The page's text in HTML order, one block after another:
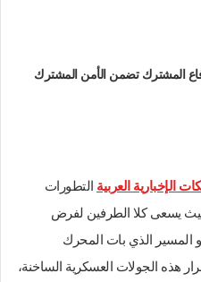
المشترك تضمن الأمن المشترك
الإخبارية العربية التطورات
حيث يسعى كلا الطرفين لفرض
المسير الذي بات المحرك
هذه الجولات العسكرية الساخنة،